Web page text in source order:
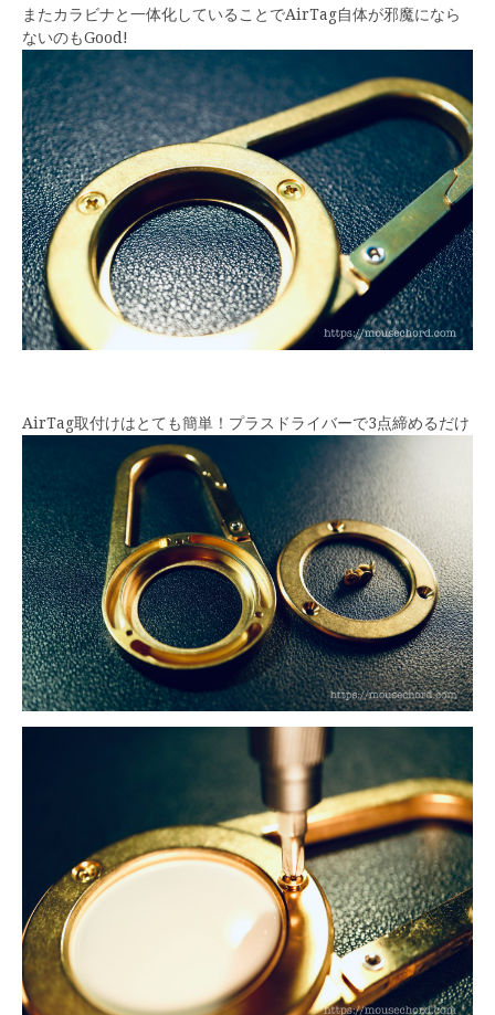
またカラビナと一体化していることでAirTag自体が邪魔になら
ないのもGood!
AirTag取付けはとても簡単！プラスドライバーで3点締めるだけ